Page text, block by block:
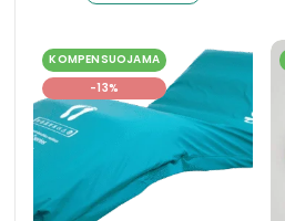
-13%
KOMPENSUOJAMA